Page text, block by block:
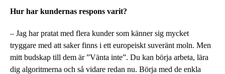
Hur har kundernas respons varit?
– Jag har pratat med flera kunder som känner sig mycket
tryggare med att saker finns i ett europeiskt suveränt moln. Men
mitt budskap till dem är ”Vänta inte”. Du kan börja arbeta, lära
dig algoritmerna och så vidare redan nu. Börja med de enkla